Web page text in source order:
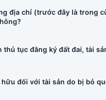
địa chỉ (trước đây là trong
thủ tục đăng ký đất đai, tài
đối với tài sản do bị bỏ